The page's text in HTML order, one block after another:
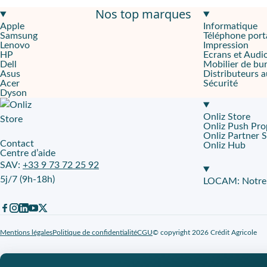
Performances puissantes et stockage généreux
LeGalaxy A32 possède un processeur octo-core, avec huit
Écran Full HD et design raffiné
LeGalaxy A32 écran Super AMOLED de
Autonomie et fonctionnalités de sécurité
Labatterie de 5000 mAh du Galaxy A32 offre une autonomie
Avec Onliz.fr, vous pouvez louer le sans avance
Nos top marques
Apple
Samsung
Lenovo
HP
Dell
Asus
Acer
Dyson
Informatique
Téléphone
Impression
Ecrans et
Mobilier de
Distributeurs
Sécurité
Contact
Centre d’aide
SAV: +33 9 73 72 25 92
5j/7 (9h-18h)
Onliz Store
Onliz Push
Onliz Partner
Onliz Hub
LOCAM:
Mentions légalesPolitique de confidentialitéCGU© copyright 2026 Crédit Agricole